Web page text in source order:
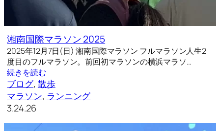
湘南国際マラソン 2025
2025年12月7日(日) 湘南国際マラソン フルマラソン人生2
度目のフルマラソン。前回初マラソンの横浜マラソ…
続きを読む
ブログ, 散歩
マラソン, ランニング
3.24.26